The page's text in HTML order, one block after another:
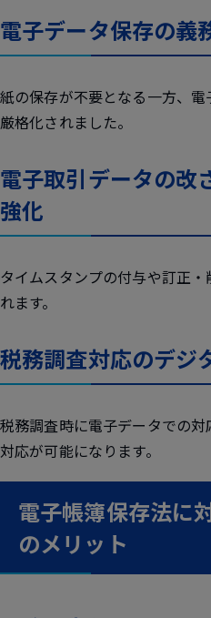
電子データ保存の義
紙の保存が不要となる一方、
厳格化されました。
電子取引データの改
強化
タイムスタンプの付与や訂正
れます。
税務調査対応のデジ
税務調査時に電子データでの
対応が可能になります。
電子帳簿保存法に
のメリット